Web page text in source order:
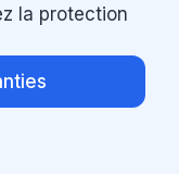
la protection